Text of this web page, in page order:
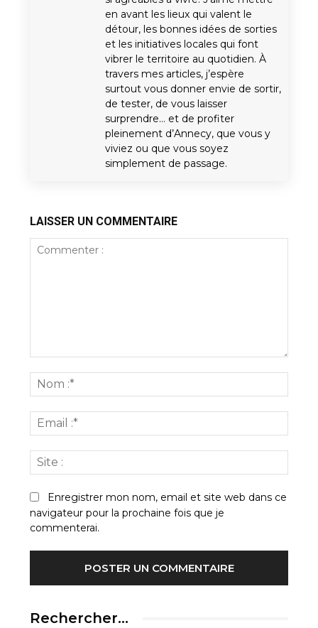
en avant les lieux qui valent le
détour, les bonnes idées de sorties
et les initiatives locales qui font
vibrer le territoire au quotidien. À
travers mes articles, j’espère
surtout vous donner envie de sortir,
de tester, de vous laisser
surprendre… et de profiter
pleinement d’Annecy, que vous y
viviez ou que vous soyez
simplement de passage.
LAISSER UN COMMENTAIRE
Enregistrer mon nom, email et site web dans ce
navigateur pour la prochaine fois que je
commenterai.
Rechercher…